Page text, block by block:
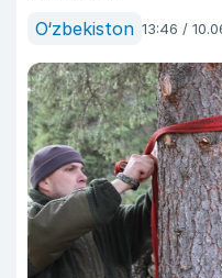
O‘zbekiston 13:46 /